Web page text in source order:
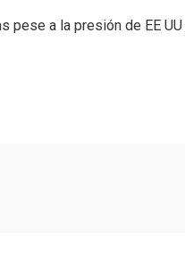
pese a la presión de EE